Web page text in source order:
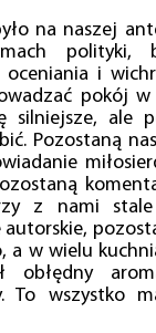
na naszej
polityki,
oceniania i
pokój
silniejsze, ale
Pozostaną
z nami stale
a w wielu
obłędny
To wszystko